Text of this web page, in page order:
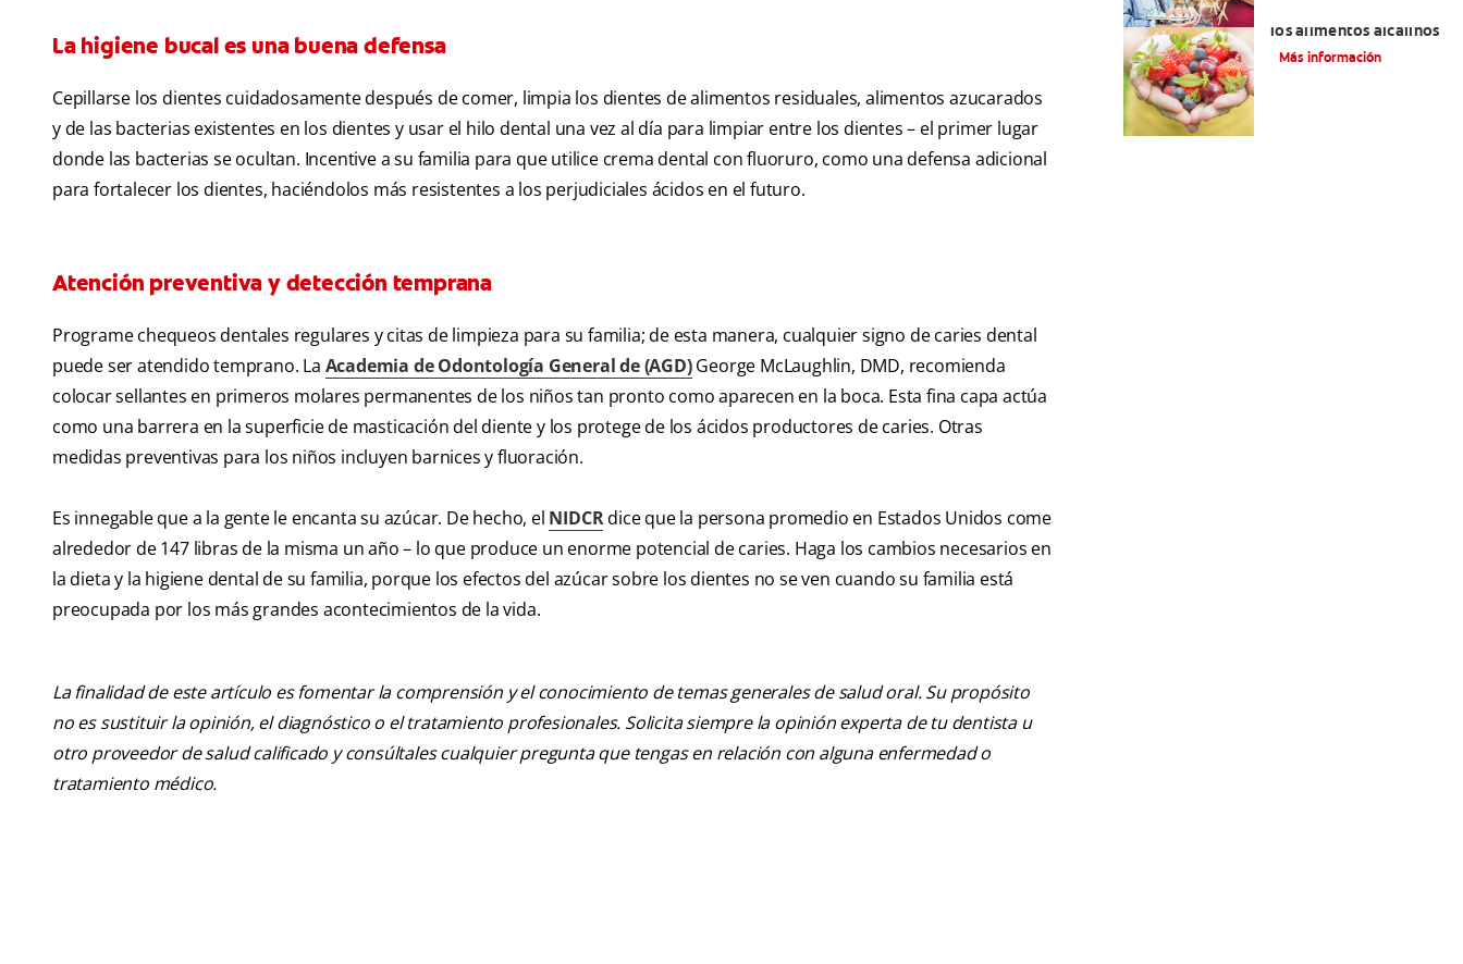
La higiene bucal es una buena defensa
Cepillarse los dientes cuidadosamente después de comer, limpia los dientes de alimentos residuales, alimentos azucarados
y de las bacterias existentes en los dientes y usar el hilo dental una vez al día para limpiar entre los dientes – el primer lugar
donde las bacterias se ocultan. Incentive a su familia para que utilice crema dental con fluoruro, como una defensa adicional
para fortalecer los dientes, haciéndolos más resistentes a los perjudiciales ácidos en el futuro.
Atención preventiva y detección temprana
Programe chequeos dentales regulares y citas de limpieza para su familia; de esta manera, cualquier signo de caries dental
puede ser atendido temprano. La Academia de Odontología General de (AGD)George McLaughlin, DMD, recomienda
colocar sellantes en primeros molares permanentes de los niños tan pronto como aparecen en la boca. Esta fina capa actúa
como una barrera en la superficie de masticación del diente y los protege de los ácidos productores de caries. Otras
medidas preventivas para los niños incluyen barnices y fluoración.
Es innegable que a la gente le encanta su azúcar. De hecho, el NIDCRdice que la persona promedio en Estados Unidos come
alrededor de 147 libras de la misma un año – lo que produce un enorme potencial de caries. Haga los cambios necesarios en
la dieta y la higiene dental de su familia, porque los efectos del azúcar sobre los dientes no se ven cuando su familia está
preocupada por los más grandes acontecimientos de la vida.
La finalidad de este artículo es fomentar la comprensión y el conocimiento de temas generales de salud oral. Su propósito
no es sustituir la opinión, el diagnóstico o el tratamiento profesionales. Solicita siempre la opinión experta de tu dentista u
otro proveedor de salud calificado y consúltales cualquier pregunta que tengas en relación con alguna enfermedad o
tratamiento médico.
los alimentos alcalinos
Más información